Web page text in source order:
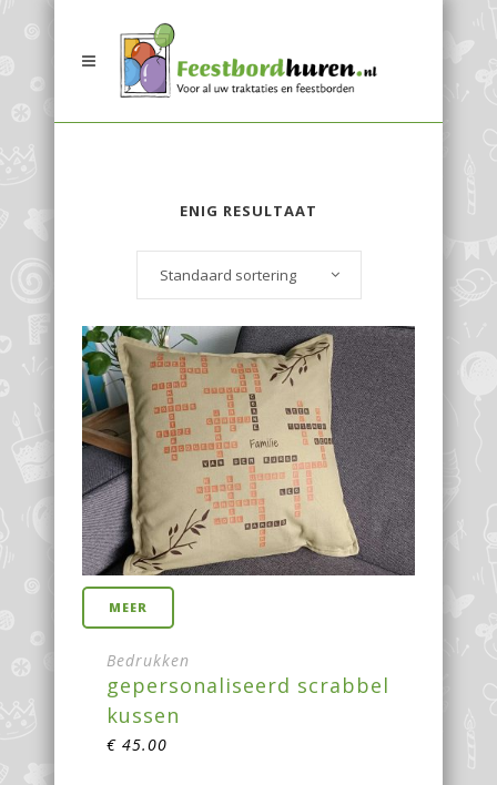
ENIG RESULTAAT
Standaard sortering
MEER
Bedrukken
gepersonaliseerd scrabbel
kussen
€ 45.00